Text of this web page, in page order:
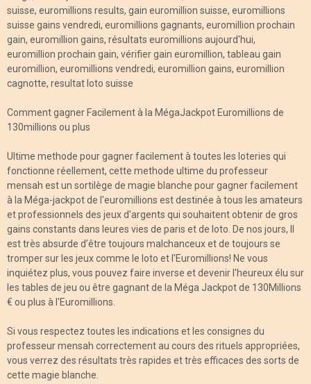
suisse, euromillions results, gain euromillion suisse, euromillions
suisse gains vendredi, euromillions gagnants, euromillion prochain
gain, euromillion gains, résultats euromillions aujourd'hui,
euromillion prochain gain, vérifier gain euromillion, tableau gain
euromillion, euromillions vendredi, euromillion gains, euromillion
cagnotte, resultat loto suisse
Comment gagner Facilement à la MégaJackpot Euromillions de
130millions ou plus
Ultime methode pour gagner facilement à toutes les loteries qui
fonctionne réellement, cette methode ultime du professeur
mensah est un sortilège de magie blanche pour gagner facilement
à la Méga-jackpot de l'euromillions est destinée à tous les amateurs
et professionnels des jeux d'argents qui souhaitent obtenir de gros
gains constants dans leures vies de paris et de loto. De nos jours, Il
est très absurde d’être toujours malchanceux et de toujours se
tromper sur les jeux comme le loto et l'Euromillions! Ne vous
inquiétez plus, vous pouvez faire inverse et devenir l'heureux élu sur
les tables de jeu ou être gagnant de la Méga Jackpot de 130Millions
€ ou plus à l'Euromillions.
Si vous respectez toutes les indications et les consignes du
professeur mensah correctement au cours des rituels appropriées,
vous verrez des résultats très rapides et très efficaces des sorts de
cette magie blanche.